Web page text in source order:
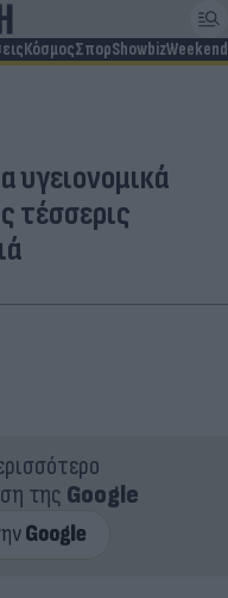
ΚόσμοςΣπορShowbizWeekend
υγειονομικά
τέσσερις
της Google